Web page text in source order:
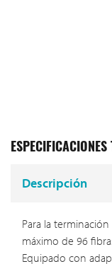
ESPECIFICACIONES
Descripción
Para la
máximo de 96
Equipado con